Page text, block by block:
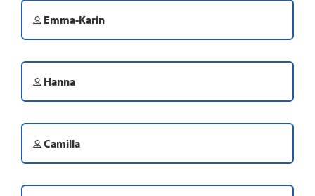
Emma-Karin
Hanna
Camilla